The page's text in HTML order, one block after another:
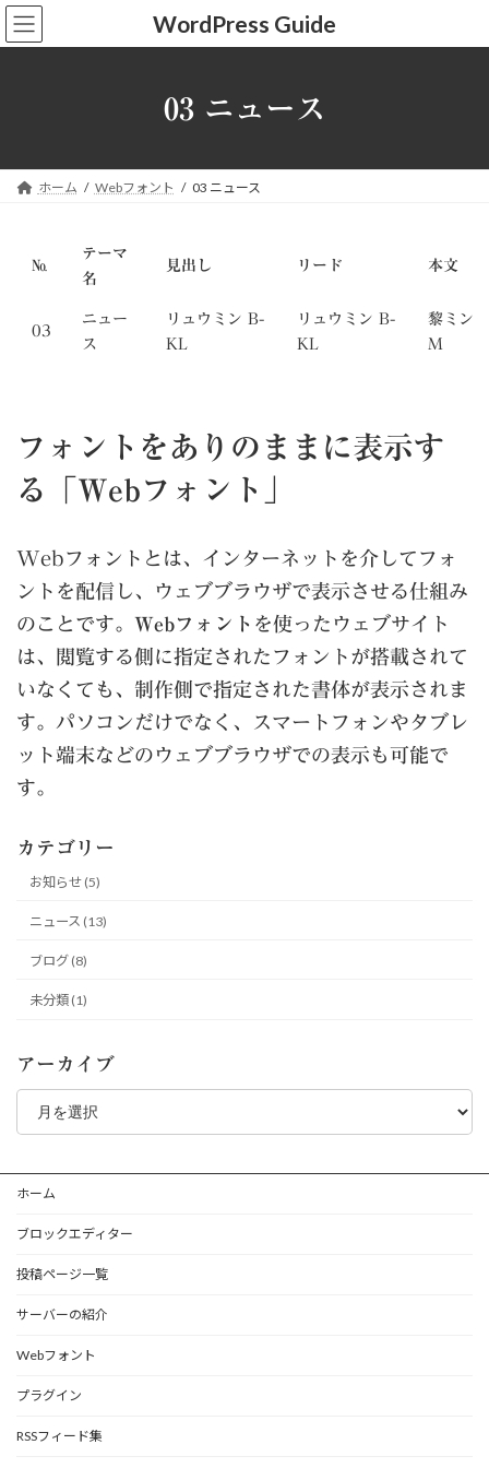
コ
ン
ナ
ビ
WordPress Guide
03 ニュース
ホーム Webフォント 03 ニュース
№
テーマ
名
見出し リード 本文
03
ニュー
ス
リュウミン B-
KL
リュウミン B-
KL
黎ミン
M
フォントをありのままに表示す
る「Webフォント」
Webフォントとは、インターネットを介してフォ
ントを配信し、ウェブブラウザで表示させる仕組み
のことです。 Webフォント を使ったウェブサイト
は、閲覧する側に指定されたフォントが搭載されて
いなくても、制作側で指定された書体が表示されま
す。パソコンだけでなく、スマートフォンやタブレ
ット端末などのウェブブラウザでの表示も可能で
す。
カテゴリー
お知らせ (5)
ニュース (13)
ブログ (8)
未分類 (1)
アーカイブ
ア
カ
ブ
ホーム
ブロックエディター
投稿ページ一覧
サーバーの紹介
Webフォント
プラグイン
RSSフィード集